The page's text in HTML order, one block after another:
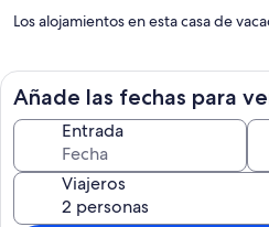
Los alojamientos en esta casa de
Añade las fechas para
Entrada
Viajeros